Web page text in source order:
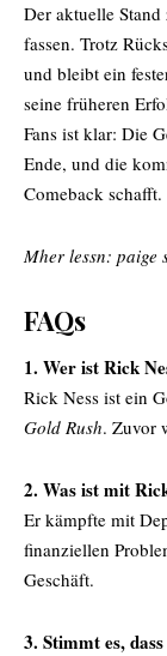
Der aktuelle
fassen. Trotz
und bleibt ein
seine früheren
Fans ist klar: Die
Ende, und die
Comeback schafft.
Mher lessn: paige
FAQs
1. Wer ist Rick
Rick Ness ist ein
Gold Rush. Zuvor
2. Was ist mit
Er kämpfte mit
finanziellen
Geschäft.
3. Stimmt es,